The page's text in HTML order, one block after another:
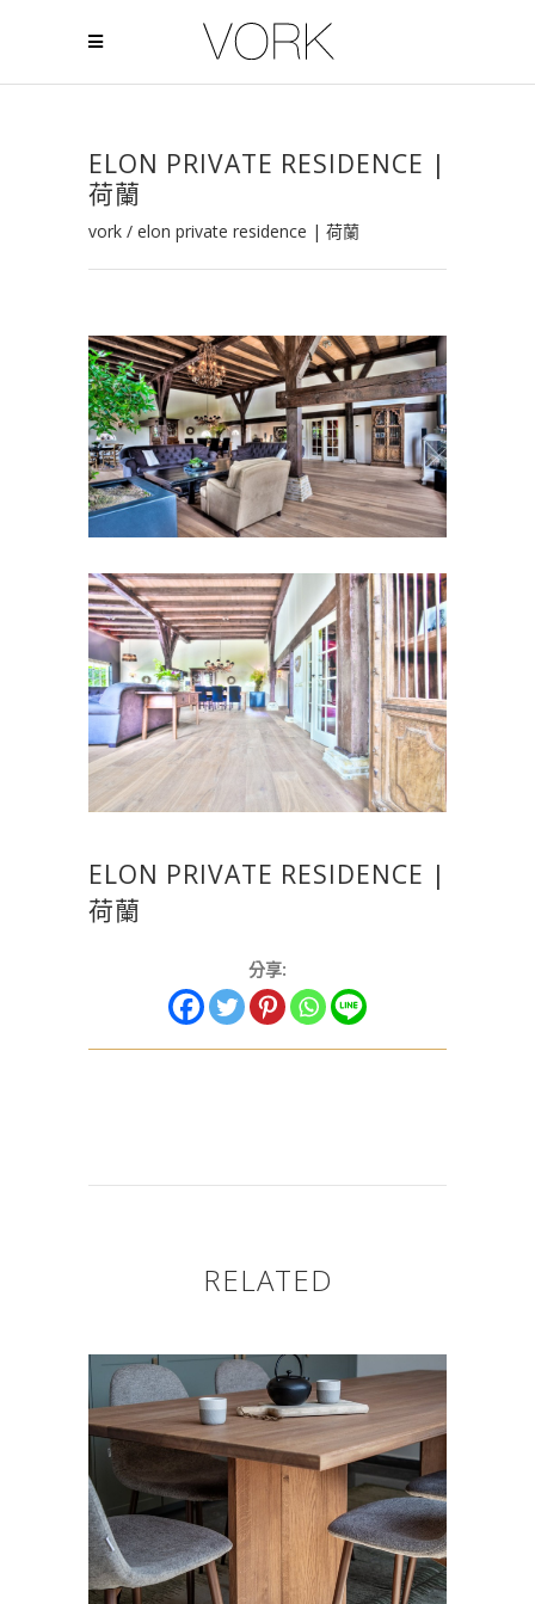
ELON PRIVATE RESIDENCE |
荷蘭
vork / elon private residence | 荷蘭
ELON PRIVATE RESIDENCE |
荷蘭
分享:
RELATED